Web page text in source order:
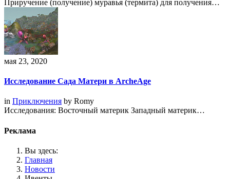
Приручение (получение) муравья (термита) для получения…
мая 23, 2020
Исследование Сада Матери в ArcheAge
in Приключения by Romy
Исследования: Восточный материк Западный материк…
Реклама
Вы здесь:
Главная
Новости